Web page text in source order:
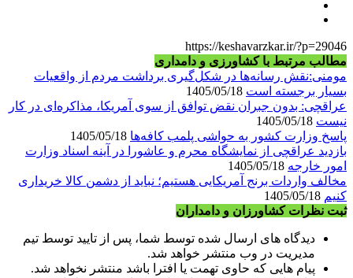
https://keshavarzkar.ir/?p=29046
مطالب مرتبط با کشاورزی و دامداری
مومنی:نقش رسانه‌ها در شکل‌گیری برداشت مردم از واقعیات
بسیار برجسته است
عراقچی: بدون جبران نقض توافق از سوی آمریکا، مذاکره‌ای در کار
نیست
پاسخ وزارت کشور به حواشی پلمب کافه‌ها
بازدید عراقچی از نمایشگاه محرم و عاشورا در آینه اسناد وزارت
امور خارجه
مخالف واردات برنج آمریکایی هستیم؛ نباید از دشمن کالا خریداری
کنیم
ثبت نظرات کشاورزان و دامداران
دیدگاه های ارسال شده توسط شما، پس از تایید توسط تیم
مدیریت در وب منتشر خواهد شد.
پیام هایی که حاوی تهمت یا افترا باشد منتشر نخواهد شد.